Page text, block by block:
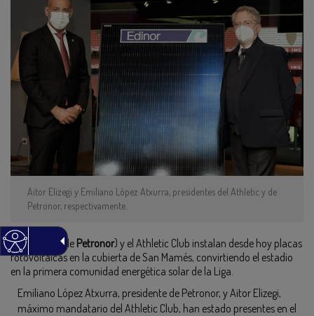
Aitor Elizegi y Emiliano López Atxurra, presidentes del Athletic y de
Petronor, respectivamente.
Edinor (filial de Petronor) y el Athletic Club instalan desde hoy placas
fotovoltaicas en la cubierta de San Mamés, convirtiendo el estadio
en la primera comunidad energética solar de la Liga.
Emiliano López Atxurra, presidente de Petronor, y Aitor Elizegi,
máximo mandatario del Athletic Club, han estado presentes en el